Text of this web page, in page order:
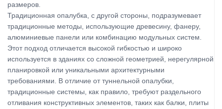
размеров.
Традиционная опалубка, с другой стороны, подразумевает
традиционные методы, использующие древесину, фанеру,
алюминиевые панели или комбинацию модульных систем.
Этот подход отличается высокой гибкостью и широко
используется в зданиях со сложной геометрией, нерегулярной
планировкой или уникальными архитектурными
требованиями. В отличие от туннельной опалубки,
традиционные системы, как правило, требуют раздельного
отливания конструктивных элементов, таких как балки, плиты